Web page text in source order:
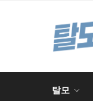
탈모